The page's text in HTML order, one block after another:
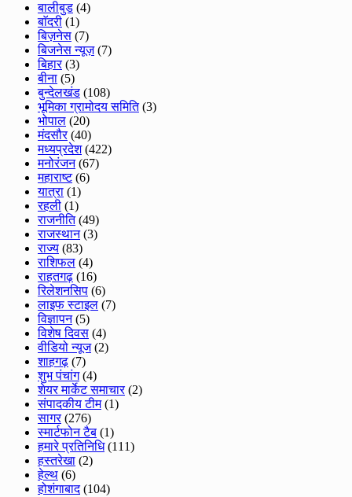
बालीबुड (4)
बाॅदरी (1)
बिज़नेस (7)
बिजनेस न्यूज़(7)
बिहार(3)
बीना (5)
बुन्देलखंड (108)
भूमिका ग्रामोदय समिति(3)
भोपाल (20)
मंदसौर(40)
मध्यप्रदेश(422)
मनोरंजन(67)
महाराष्ट(6)
यात्रा (1)
रहली (1)
राजनीति(49)
राजस्थान(3)
राज्य (83)
राशिफल (4)
राहतगढ़ (16)
रिलेशनसिप (6)
लाइफ स्टाइल (7)
विज्ञापन(5)
विशेष दिवस (4)
वीडियो न्यूज(2)
शाहगढ़ (7)
शुभ पंचांग(4)
शेयर मार्केट समाचार(2)
संपादकीय टीम(1)
सागर(276)
स्मार्टफोन टैब (1)
हमारे प्रतिनिधि(111)
हस्तरेखा (2)
हेल्थ (6)
होशंगाबाद(104)